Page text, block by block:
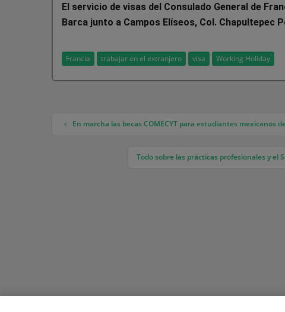
El servicio de visas del Consulado General de
Barca junto a Campos Elíseos, Col. Chapultepec
Francia trabajar en el extranjero visa Working Holiday
Navegación de entradas
En marcha las becas COMECYT para estudiantes mexicanos
Todo sobre las prácticas profesionales y el